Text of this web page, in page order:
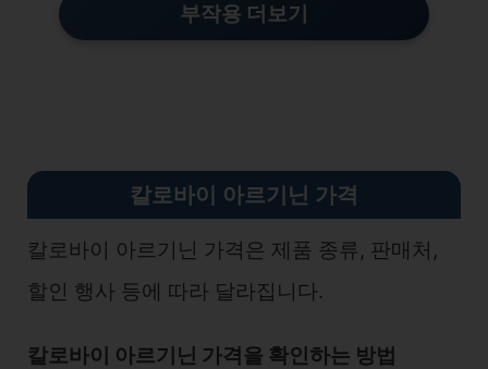
부작용 더보기
칼로바이 아르기닌 가격
칼로바이 아르기닌 가격은 제품 종류, 판매처,
할인 행사 등에 따라 달라집니다.
칼로바이 아르기닌 가격을 확인하는 방법